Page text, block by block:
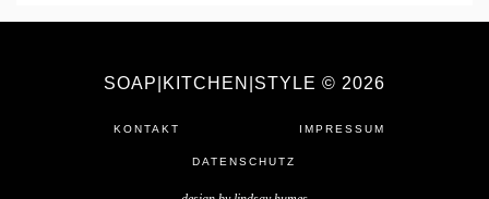
SOAP|KITCHEN|STYLE © 2026
KONTAKT IMPRESSUM
DATENSCHUTZ